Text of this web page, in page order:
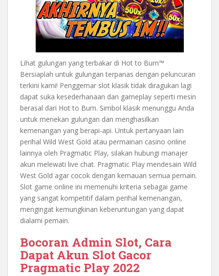
Lihat gulungan yang terbakar di Hot to Burn™
Bersiaplah untuk gulungan terpanas dengan peluncuran
terkini kami! Penggemar slot klasik tidak diragukan lagi
dapat suka kesederhanaan dan gameplay seperti mesin
berasal dari Hot to Burn. Simbol klasik menunggu Anda
untuk menekan gulungan dan menghasilkan
kemenangan yang berapi-api. Untuk pertanyaan lain
perihal Wild West Gold atau permainan casino online
lainnya oleh Pragmatic Play, silakan hubungi manajer
akun melewati live chat. Pragmatic Play mendesain Wild
West Gold agar cocok dengan kemauan semua pemain.
Slot game online ini memenuhi kriteria sebagai game
yang sangat kompetitif dalam perihal kemenangan,
mengingat kemungkinan keberuntungan yang dapat
dialami pemain.
Bocoran Admin Slot, Cara
Dapat Akun Slot Gacor
Pragmatic Play 2022